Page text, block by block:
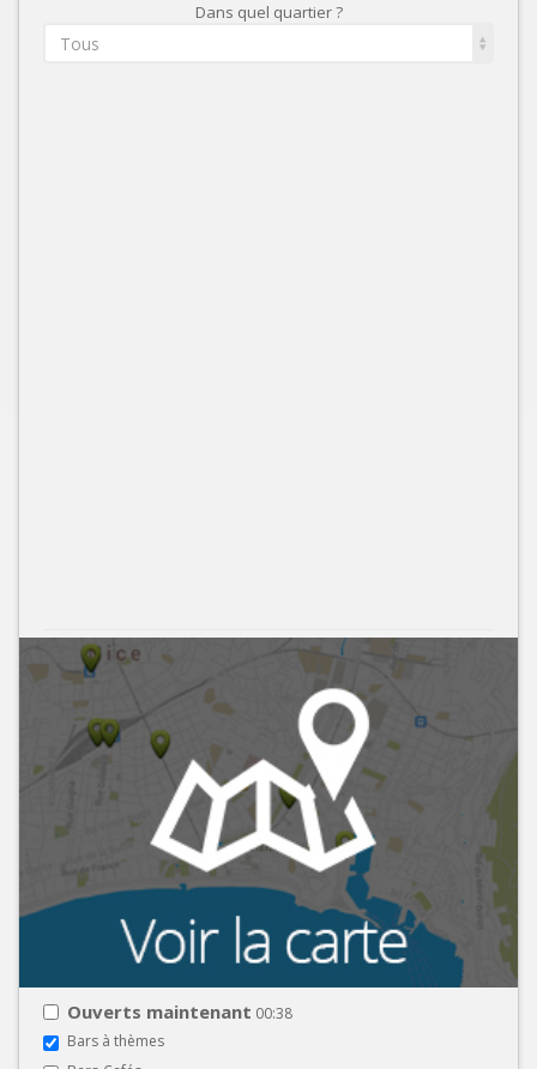
Dans quel quartier ?
Tous
Ouverts maintenant 00:38
Bars à thèmes